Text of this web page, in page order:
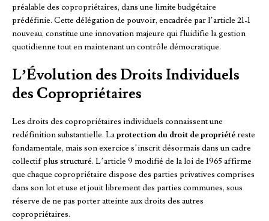
préalable des copropriétaires, dans une limite budgétaire
prédéfinie. Cette délégation de pouvoir, encadrée par l’article 21-1
nouveau, constitue une innovation majeure qui fluidifie la gestion
quotidienne tout en maintenant un contrôle démocratique.
L’Évolution des Droits Individuels
des Copropriétaires
Les droits des copropriétaires individuels connaissent une
redéfinition substantielle. Laprotection du droit de propriétéreste
fondamentale, mais son exercice s’inscrit désormais dans un cadre
collectif plus structuré. L’article 9 modifié de la loi de 1965 affirme
que chaque copropriétaire dispose des parties privatives comprises
dans son lot et use et jouit librement des parties communes, sous
réserve de ne pas porter atteinte aux droits des autres
copropriétaires.